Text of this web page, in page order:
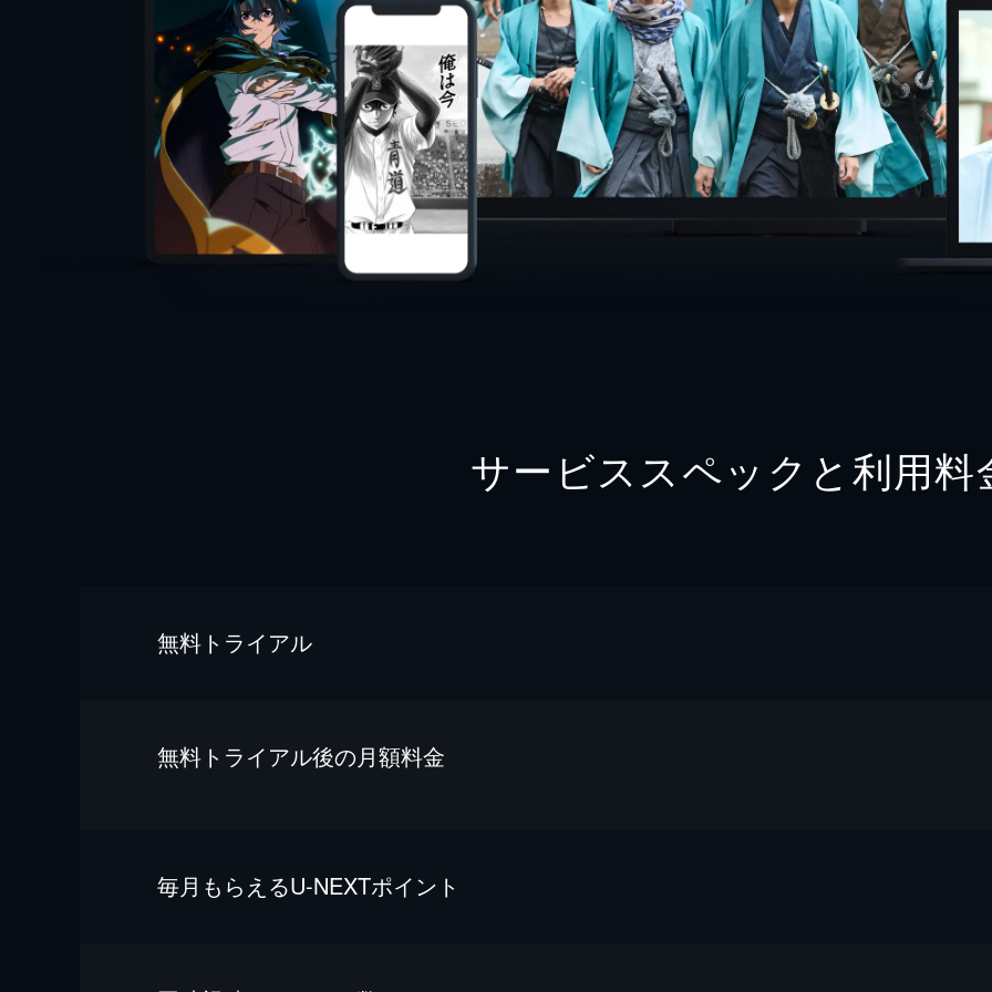
サービススペックと利用料
無料トライアル
無料トライアル後の⽉額料金
毎⽉もらえるU-NEXTポイント